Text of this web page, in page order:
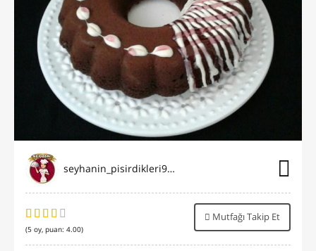
seyhanin_pisirdikleri9696
(5 oy, puan: 4.00)
Mutfağı Takip Et